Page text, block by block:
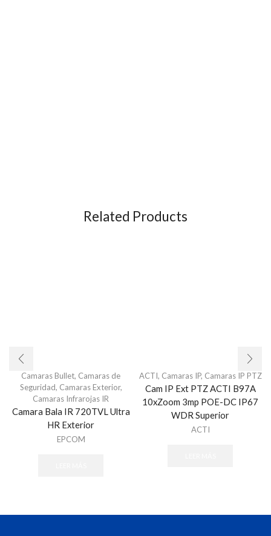
Related Products
Camaras Bullet, Camaras de
Seguridad, Camaras Exterior,
Camaras Infrarojas IR
Camara Bala IR 720TVL Ultra
HR Exterior
EPCOM
ACTI, Camaras IP, Camaras IP PTZ
Cam IP Ext PTZ ACTI B97A
10xZoom 3mp POE-DC IP67
WDR Superior
ACTI